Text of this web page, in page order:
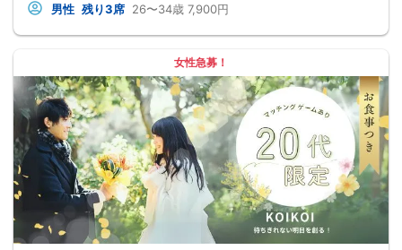
男性 残り3席 26〜34歳 7,900円
女性急募！